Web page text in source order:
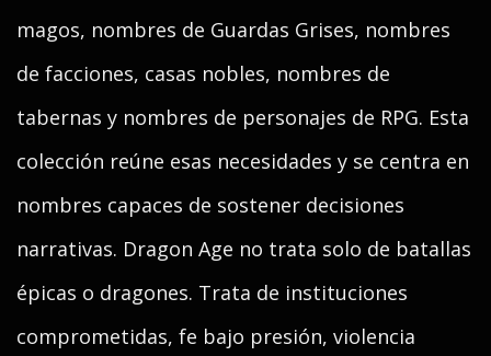
magos, nombres de Guardas Grises, nombres
de facciones, casas nobles, nombres de
tabernas y nombres de personajes de RPG. Esta
colección reúne esas necesidades y se centra en
nombres capaces de sostener decisiones
narrativas. Dragon Age no trata solo de batallas
épicas o dragones. Trata de instituciones
comprometidas, fe bajo presión, violencia